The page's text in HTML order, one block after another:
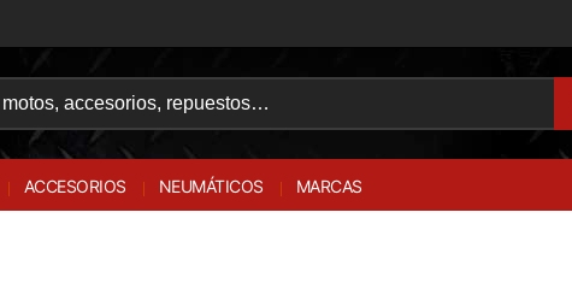
ACCESORIOS NEUMÁTICOS MARCAS